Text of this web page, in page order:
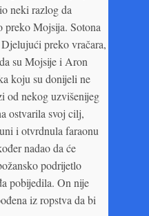
neki razlog da
preko Mojsija. Sotona
preko vračara,
su Mojsije i Aron
koju su donijeli ne
od nekog uzvišenijeg
ostvarila svoj cilj,
i otvrdnula faraonu
nadao da će
podrijetlo
pobijedila. On nije
iz ropstva da bi